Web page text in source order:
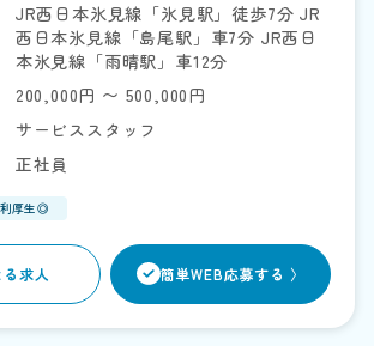
JR西日本氷見線「氷見駅」徒歩7分 JR
西日本氷見線「島尾駅」車7分 JR西日
本氷見線「雨晴駅」車12分
200,000円 〜 500,000円
サービススタッフ
正社員
厚生◎
求人 簡単WEB応募する 〉